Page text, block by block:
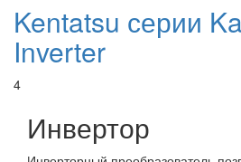
Kentatsu серии
Inverter
4
Инвертор